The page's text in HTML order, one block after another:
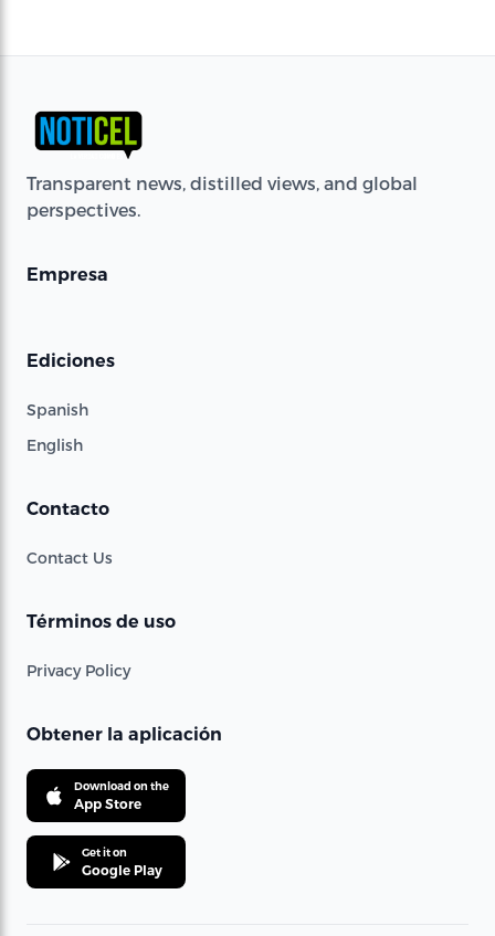
Transparent news, distilled views, and global
perspectives.
Empresa
Ediciones
Spanish
English
Contacto
Contact Us
Términos de uso
Privacy Policy
Obtener la aplicación
Download on the
App Store
Get it on
Google Play